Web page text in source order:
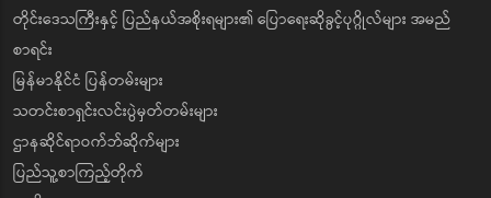
တိုင်းဒေသကြီးနှင့် ပြည်နယ်အစိုးရများ၏ ပြောရေးဆိုခွင့်ပုဂ္ဂိုလ်များ အမည်
စာရင်း
မြန်မာနိုင်ငံ ပြန်တမ်းများ
သတင်းစာရှင်းလင်းပွဲမှတ်တမ်းများ
ဌာနဆိုင်ရာဝက်ဘ်ဆိုက်များ
ပြည်သူ့စာကြည့်တိုက်